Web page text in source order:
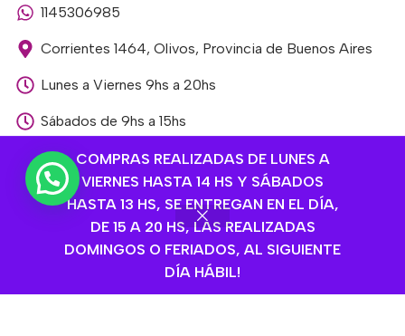
COMPRAS REALIZADAS DE LUNES A
VIERNES HASTA 14 HS Y SÁBADOS
HASTA 13 HS, SE ENTREGAN EN EL DÍA,
DE 15 A 20 HS, LAS REALIZADAS
DOMINGOS O FERIADOS, AL SIGUIENTE
DÍA HÁBIL!
1145306985
Corrientes 1464, Olivos, Provincia de Buenos Aires
Lunes a Viernes 9hs a 20hs
Sábados de 9hs a 15hs
Sucursal Libertador
1168893524
Av. del Libertador 1915, Vte. López, Provincia de
Buenos Aires
Lunes a Viernes de 9hs a 13hs / 16hs a 20hs